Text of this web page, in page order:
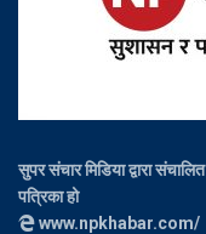
सुपर संचार मिडिया द्वारा
पत्रिका हो
www.npkhabar.com/